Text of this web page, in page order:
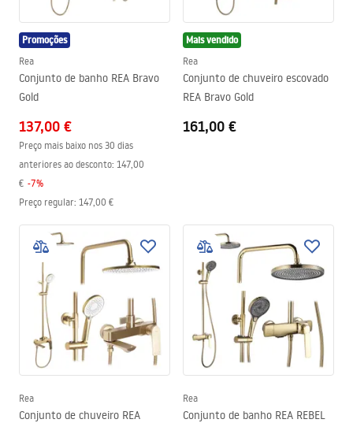
Promoções
Rea
Conjunto de banho REA Bravo
Gold
137,00 €
Preço mais baixo nos 30 dias
anteriores ao desconto: 147,00
€ -7%
Preço regular: 147,00 €
Mais vendido
Rea
Conjunto de chuveiro escovado
REA Bravo Gold
161,00 €
Rea
Conjunto de chuveiro REA
Rea
Conjunto de banho REA REBEL